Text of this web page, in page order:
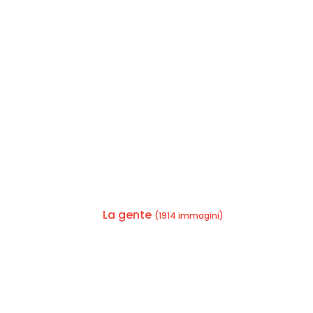
La gente (1914 immagini)